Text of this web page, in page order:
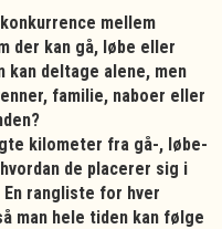
mellem
der kan gå, løbe eller
kan deltage alene, men
familie, naboer eller
kilometer fra gå-, løbe-
de placerer sig i
rangliste for hver
man hele tiden kan følge